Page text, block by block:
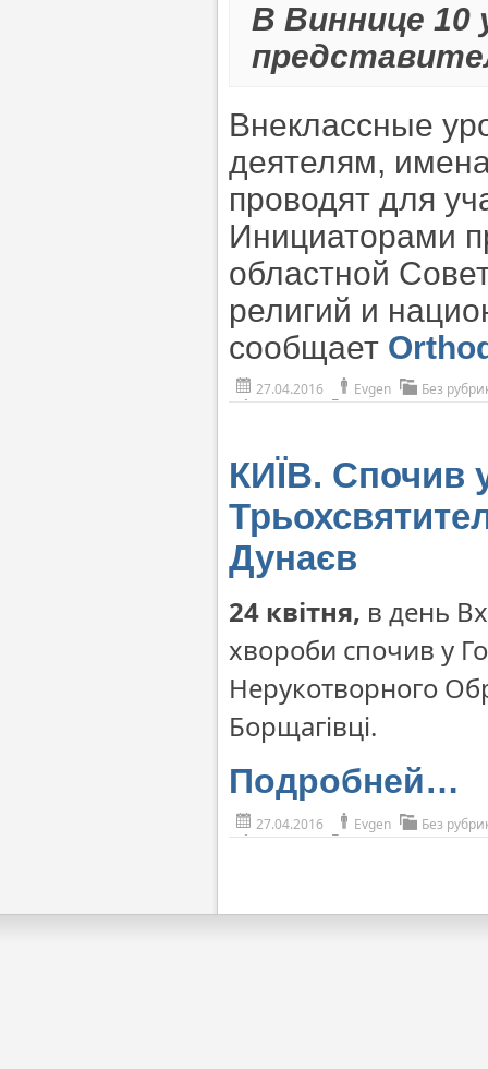
В Виннице 10
Внеклассные
деятелям,
проводят для
Инициаторами
областной
религий и
сообщает
27.04.2016 Evgen Без
КИЇВ. Спочив
Дунаєв
24 квітня, в день
хвороби спочив у
Нерукотворного
Борщагівці.
Подробней…
27.04.2016 Evgen Без